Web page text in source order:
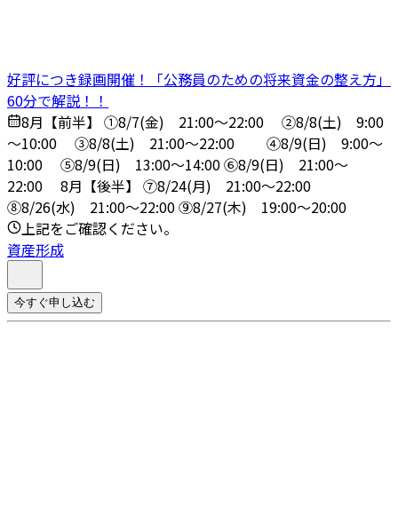
好評につき録画開催！「公務員のための将来資金の整え方」
60分で解説！！
8月【前半】 ①8/7(金) 21:00～22:00 ➁8/8(土) 9:00
～10:00 ③8/8(土) 21:00～22:00 ④8/9(日) 9:00～
10:00 ➄8/9(日) 13:00～14:00 ⑥8/9(日) 21:00～
22:00 8月【後半】 ⑦8/24(月) 21:00～22:00
⑧8/26(水) 21:00～22:00 ⑨8/27(木) 19:00～20:00
上記をご確認ください。
資産形成
今すぐ申し込む